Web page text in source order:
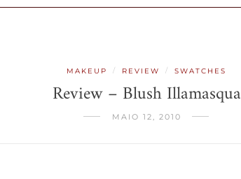
MAKEUP / REVIEW / SWATCHES
Review – Blush Illamasqua
MAIO 12, 2010